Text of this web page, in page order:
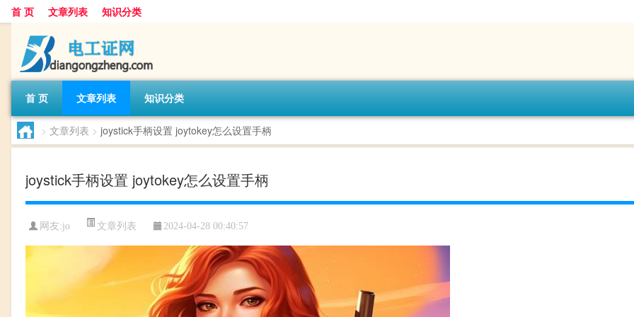
首 页 文章列表 知识分类
首 页 文章列表 知识分类
> 文章列表 > joystick手柄设置 joytokey怎么设置手柄
joystick手柄设置 joytokey怎么设置手柄
网友:jo 文章列表 2024-04-28 00:40:57